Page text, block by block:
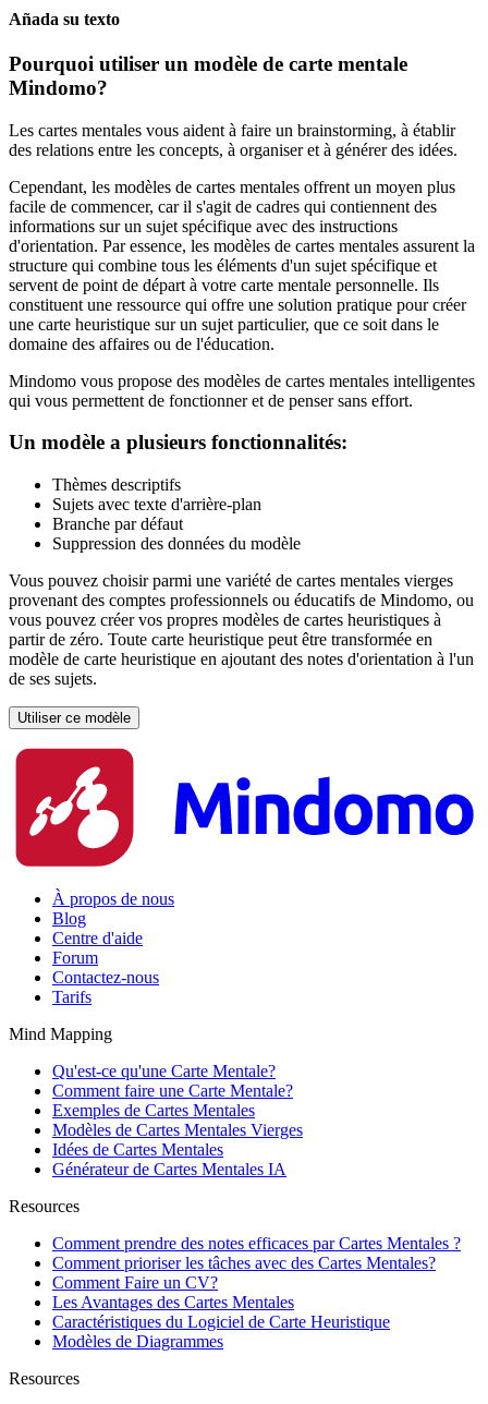
Añada su texto
Pourquoi utiliser un modèle de carte mentale
Mindomo?
Les cartes mentales vous aident à faire un brainstorming, à établir
des relations entre les concepts, à organiser et à générer des idées.
Cependant, les modèles de cartes mentales offrent un moyen plus
facile de commencer, car il s'agit de cadres qui contiennent des
informations sur un sujet spécifique avec des instructions
d'orientation. Par essence, les modèles de cartes mentales assurent la
structure qui combine tous les éléments d'un sujet spécifique et
servent de point de départ à votre carte mentale personnelle. Ils
constituent une ressource qui offre une solution pratique pour créer
une carte heuristique sur un sujet particulier, que ce soit dans le
domaine des affaires ou de l'éducation.
Mindomo vous propose des modèles de cartes mentales intelligentes
qui vous permettent de fonctionner et de penser sans effort.
Un modèle a plusieurs fonctionnalités:
Thèmes descriptifs
Sujets avec texte d'arrière-plan
Branche par défaut
Suppression des données du modèle
Vous pouvez choisir parmi une variété de cartes mentales vierges
provenant des comptes professionnels ou éducatifs de Mindomo, ou
vous pouvez créer vos propres modèles de cartes heuristiques à
partir de zéro. Toute carte heuristique peut être transformée en
modèle de carte heuristique en ajoutant des notes d'orientation à l'un
de ses sujets.
Utiliser ce modèle
À propos de nous
Blog
Centre d'aide
Forum
Contactez-nous
Tarifs
Mind Mapping
Qu'est-ce qu'une Carte Mentale?
Comment faire une Carte Mentale?
Exemples de Cartes Mentales
Modèles de Cartes Mentales Vierges
Idées de Cartes Mentales
Générateur de Cartes Mentales IA
Resources
Comment prendre des notes efficaces par Cartes Mentales ?
Comment prioriser les tâches avec des Cartes Mentales?
Comment Faire un CV?
Les Avantages des Cartes Mentales
Caractéristiques du Logiciel de Carte Heuristique
Modèles de Diagrammes
Resources